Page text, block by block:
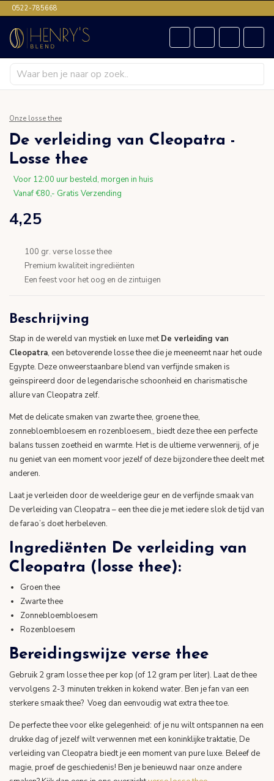
0522-785668
Onze losse thee
De verleiding van Cleopatra -
Losse thee
100 gr. verse losse thee
Premium kwaliteit ingrediënten
Een feest voor het oog en de zintuigen
4,25
Voor 12:00 uur besteld, morgen in huis
Vanaf €80,- Gratis Verzending
Beschrijving
Stap in de wereld van mystiek en luxe metDe verleiding van
Cleopatra, een betoverende losse thee die je meeneemt naar het oude
Egypte. Deze onweerstaanbare blend van verfijnde smaken is
geïnspireerd door de legendarische schoonheid en charismatische
allure van Cleopatra zelf.
Met de delicate smaken van zwarte thee, groene thee,
zonnebloembloesem en rozenbloesem,, biedt deze thee een perfecte
balans tussen zoetheid en warmte. Het is de ultieme verwennerij, of je
nu geniet van een moment voor jezelf of deze bijzondere thee deelt met
anderen.
Laat je verleiden door de weelderige geur en de verfijnde smaak van
De verleiding van Cleopatra – een thee die je met iedere slok de tijd van
de farao’s doet herbeleven.
Ingrediënten De verleiding van
Cleopatra (losse thee):
Groen thee
Zwarte thee
Zonnebloembloesem
Rozenbloesem
Bereidingswijze verse thee
Gebruik 2 gram losse thee per kop (of 12 gram per liter). Laat de thee
vervolgens 2-3 minuten trekken in kokend water. Ben je fan van een
sterkere smaak thee? Voeg dan eenvoudig wat extra thee toe.
De perfecte thee voor elke gelegenheid: of je nu wilt ontspannen na een
drukke dag of jezelf wilt verwennen met een koninklijke traktatie, De
verleiding van Cleopatra biedt je een moment van pure luxe. Beleef de
magie, proef de geschiedenis! Ben je benieuwd naar onze andere